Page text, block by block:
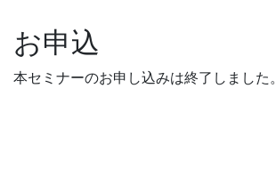
お申込
本セミナーのお申し込みは終了しました。